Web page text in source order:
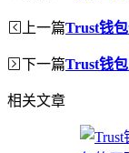
上一篇Trust钱
下一篇Trust钱
相关文章